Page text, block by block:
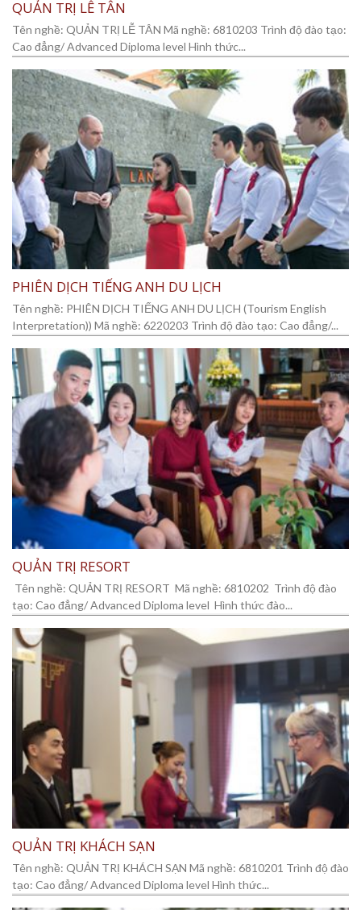
QUẢN TRỊ LỄ TÂN
Tên nghề: QUẢN TRỊ LỄ TÂN Mã nghề: 6810203 Trình độ đào tạo:
Cao đẳng/ Advanced Diploma level Hình thức...
PHIÊN DỊCH TIẾNG ANH DU LỊCH
Tên nghề: PHIÊN DỊCH TIẾNG ANH DU LỊCH (Tourism English
Interpretation)) Mã nghề: 6220203 Trình độ đào tạo: Cao đẳng/...
QUẢN TRỊ RESORT
Tên nghề: QUẢN TRỊ RESORT Mã nghề: 6810202 Trình độ đào
tạo: Cao đẳng/ Advanced Diploma level Hình thức đào...
QUẢN TRỊ KHÁCH SẠN
Tên nghề: QUẢN TRỊ KHÁCH SẠN Mã nghề: 6810201 Trình độ đào
tạo: Cao đẳng/ Advanced Diploma level Hình thức...